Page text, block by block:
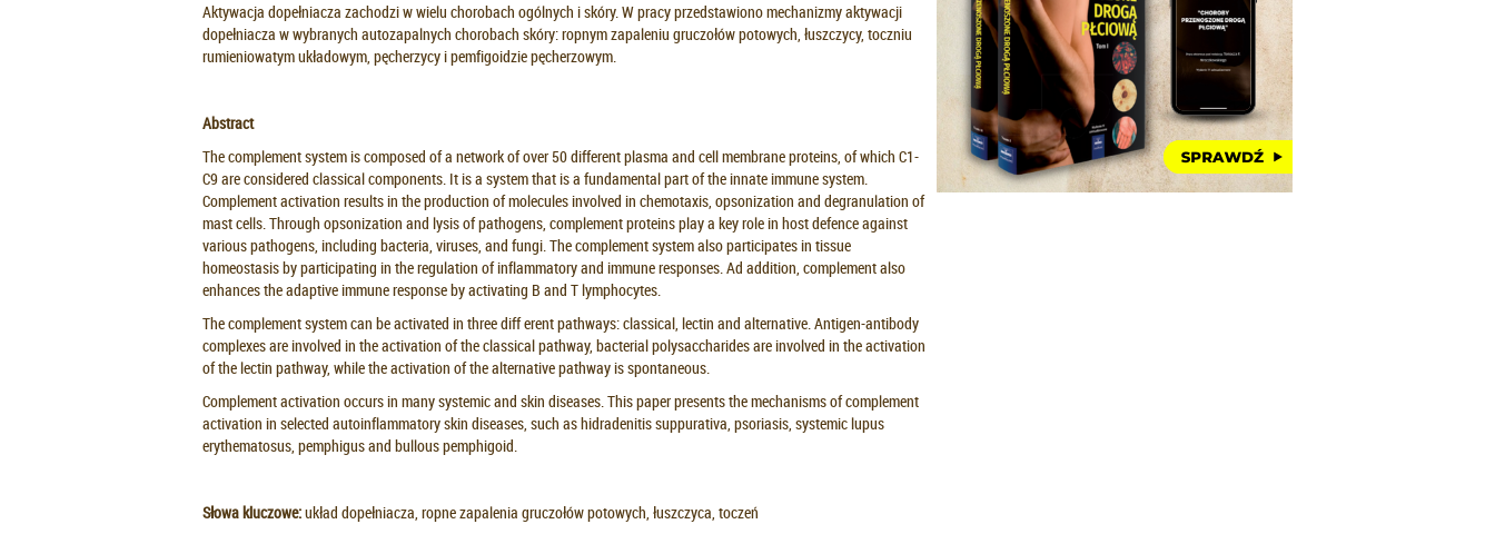
Aktywacja dopełniacza zachodzi w wielu chorobach ogólnych i skóry. W pracy przedstawiono mechanizmy aktywacji
dopełniacza w wybranych autozapalnych chorobach skóry: ropnym zapaleniu gruczołów potowych, łuszczycy, toczniu
rumieniowatym układowym, pęcherzycy i pemfigoidzie pęcherzowym.
Abstract
The complement system is composed of a network of over 50 different plasma and cell membrane proteins, of which C1-
C9 are considered classical components. It is a system that is a fundamental part of the innate immune system.
Complement activation results in the production of molecules involved in chemotaxis, opsonization and degranulation of
mast cells. Through opsonization and lysis of pathogens, complement proteins play a key role in host defence against
various pathogens, including bacteria, viruses, and fungi. The complement system also participates in tissue
homeostasis by participating in the regulation of inflammatory and immune responses. Ad addition, complement also
enhances the adaptive immune response by activating B and T lymphocytes.
The complement system can be activated in three diff erent pathways: classical, lectin and alternative. Antigen-antibody
complexes are involved in the activation of the classical pathway, bacterial polysaccharides are involved in the activation
of the lectin pathway, while the activation of the alternative pathway is spontaneous.
Complement activation occurs in many systemic and skin diseases. This paper presents the mechanisms of complement
activation in selected autoinflammatory skin diseases, such as hidradenitis suppurativa, psoriasis, systemic lupus
erythematosus, pemphigus and bullous pemphigoid.
Słowa kluczowe:układ dopełniacza, ropne zapalenia gruczołów potowych, łuszczyca, toczeń